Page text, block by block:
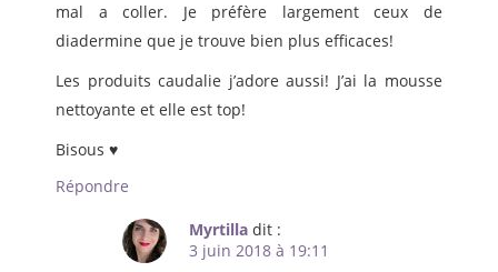
mal a coller. Je préfère largement ceux de
diadermine que je trouve bien plus efficaces!
Les produits caudalie j’adore aussi! J’ai la mousse
nettoyante et elle est top!
Bisous ♥
Répondre
Myrtilla dit :
3 juin 2018 à 19:11